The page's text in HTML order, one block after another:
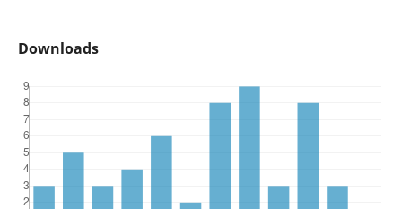
Downloads